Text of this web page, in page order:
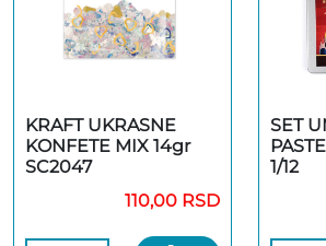
KRAFT UKRASNE
KONFETE MIX 14gr
SC2047
110,00 RSD
SET
1/12